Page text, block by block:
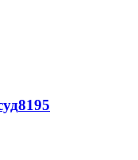
8195